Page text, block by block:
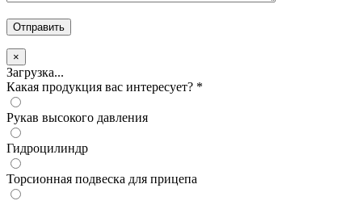
×
Загрузка...
Какая продукция вас интересует? *
Рукав высокого давления
Гидроцилиндр
Торсионная подвеска для прицепа